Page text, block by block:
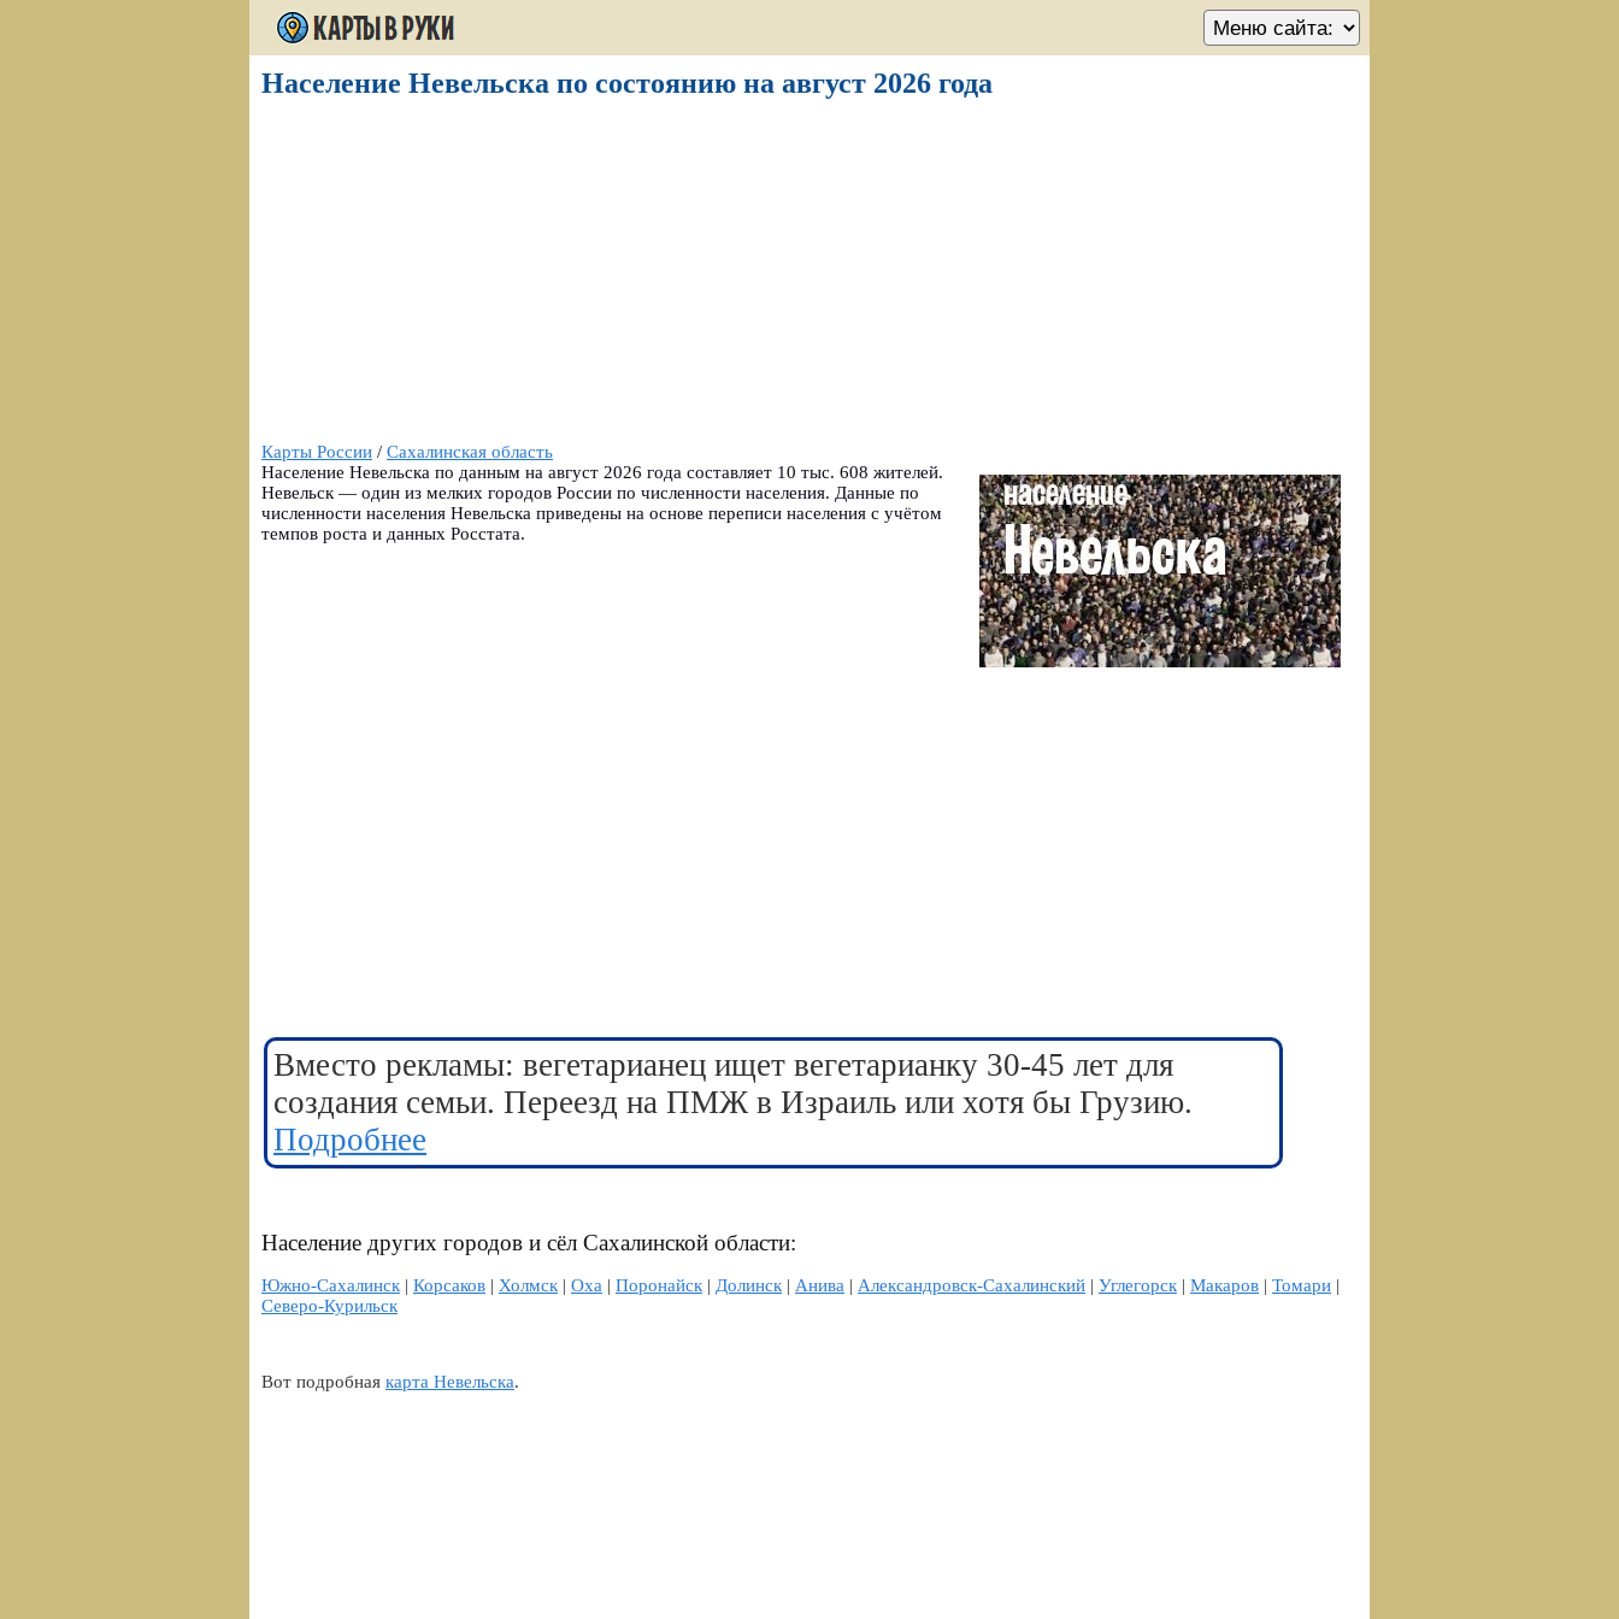
Население Невельска по состоянию на август 2026 года
Карты России / Сахалинская область
Население Невельска по данным на август 2026 года составляет 10 тыс. 608 жителей.
Невельск — один из мелких городов России по численности населения. Данные по
численности населения Невельска приведены на основе переписи населения с учётом
темпов роста и данных Росстата.
Вместо рекламы: вегетарианец ищет вегетарианку 30-45 лет для
создания семьи. Переезд на ПМЖ в Израиль или хотя бы Грузию.
Подробнее
Население других городов и сёл Сахалинской области:
Южно-Сахалинск | Корсаков | Холмск | Оха | Поронайск | Долинск | Анива | Александровск-Сахалинский | Углегорск | Макаров | Томари |
Северо-Курильск
Вот подробная карта Невельска.